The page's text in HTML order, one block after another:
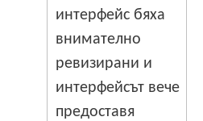
интерфейс бяха
внимателно
ревизирани и
интерфейсът вече
предоставя